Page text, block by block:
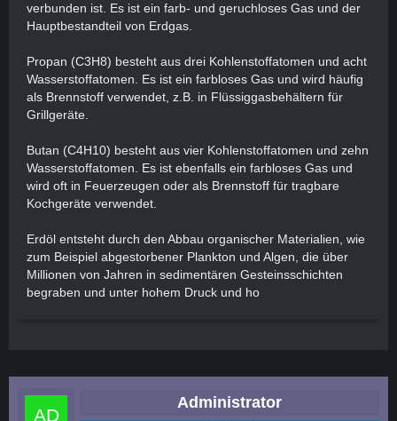
verbunden ist. Es ist ein farb- und geruchloses Gas und der
Hauptbestandteil von Erdgas.
Propan (C3H8) besteht aus drei Kohlenstoffatomen und acht
Wasserstoffatomen. Es ist ein farbloses Gas und wird häufig
als Brennstoff verwendet, z.B. in Flüssiggasbehältern für
Grillgeräte.
Butan (C4H10) besteht aus vier Kohlenstoffatomen und zehn
Wasserstoffatomen. Es ist ebenfalls ein farbloses Gas und
wird oft in Feuerzeugen oder als Brennstoff für tragbare
Kochgeräte verwendet.
Erdöl entsteht durch den Abbau organischer Materialien, wie
zum Beispiel abgestorbener Plankton und Algen, die über
Millionen von Jahren in sedimentären Gesteinsschichten
begraben und unter hohem Druck und ho
Administrator